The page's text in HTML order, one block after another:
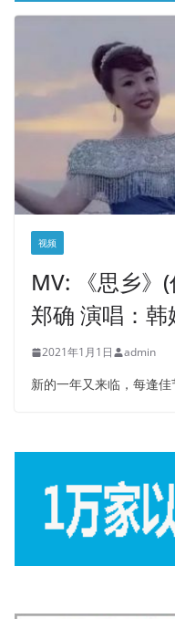
视频
MV: 《思乡》
郑确 演唱：韩
2021年1月1日 admin
新的一年又来临，每逢